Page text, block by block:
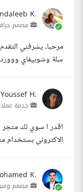
K.
مصمم
مرحبا، يشرفني
سلة وشوبيفاي
Youssef H.
خدمة
اقدر ا سوي لك
الاكتروني بستخدام منصة سله
K.
مصمم